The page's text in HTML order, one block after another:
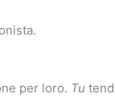
per loro. Tu